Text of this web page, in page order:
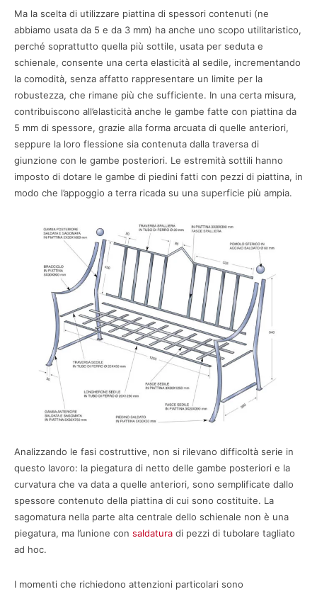
Ma la scelta di utilizzare piattina di spessori contenuti (ne
abbiamo usata da 5 e da 3 mm) ha anche uno scopo utilitaristico,
perché soprattutto quella più sottile, usata per seduta e
schienale, consente una certa elasticità al sedile, incrementando
la comodità, senza affatto rappresentare un limite per la
robustezza, che rimane più che sufficiente. In una certa misura,
contribuiscono all’elasticità anche le gambe fatte con piattina da
5 mm di spessore, grazie alla forma arcuata di quelle anteriori,
seppure la loro flessione sia contenuta dalla traversa di
giunzione con le gambe posteriori. Le estremità sottili hanno
imposto di dotare le gambe di piedini fatti con pezzi di piattina, in
modo che l’appoggio a terra ricada su una superficie più ampia.
Analizzando le fasi costruttive, non si rilevano difficoltà serie in
questo lavoro: la piegatura di netto delle gambe posteriori e la
curvatura che va data a quelle anteriori, sono semplificate dallo
spessore contenuto della piattina di cui sono costituite. La
sagomatura nella parte alta centrale dello schienale non è una
piegatura, ma l’unione con saldatura di pezzi di tubolare tagliato
ad hoc.
I momenti che richiedono attenzioni particolari sono